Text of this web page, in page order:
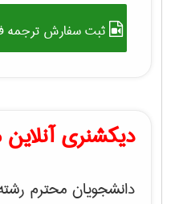
ثبت سفارش ترجمه
دیکشنری
دانشجویان محترم